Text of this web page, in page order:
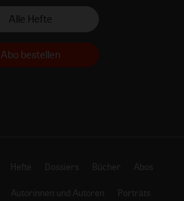
Alle Hefte
Abo bestellen
Hefte Dossiers Bücher Abos
Autorinnen und Autoren
Porträts